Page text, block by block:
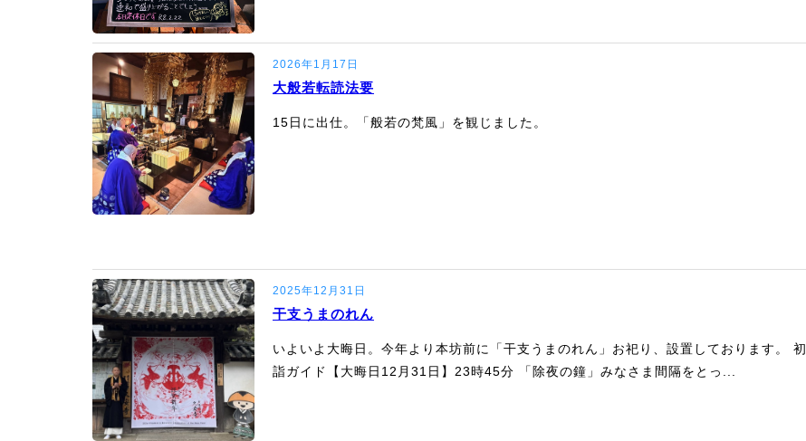
2026年1月17日
大般若転読法要
15日に出仕。「般若の梵風」を観じました。
2025年12月31日
干支うまのれん
いよいよ大晦日。今年より本坊前に「干支うまのれん」お祀り、設置しております。 初
詣ガイド【大晦日12月31日】23時45分 「除夜の鐘」みなさま間隔をとっ...